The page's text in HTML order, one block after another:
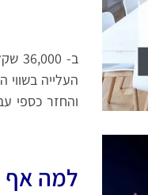
העלייה
למה אף